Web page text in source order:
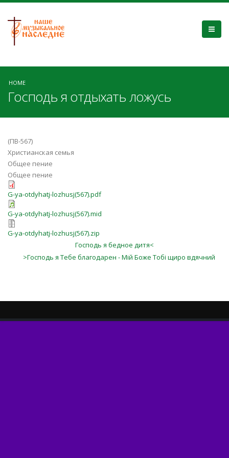
HOME
Господь я отдыхать ложусь
(ПВ-567)
Христианская семья
Общее пение
Общее пение
G-ya-otdyhatj-lozhusj(567).pdf
G-ya-otdyhatj-lozhusj(567).mid
G-ya-otdyhatj-lozhusj(567).zip
Господь я бедное дитя<
>Господь я Тебе благодарен - Мій Боже Тобі щиро вдячний